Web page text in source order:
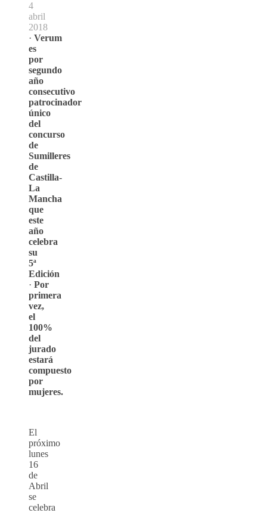
4
abril
2018
· Verum
es
por
segundo
año
consecutivo
patrocinador
único
del
concurso
de
Sumilleres
de
Castilla-
La
Mancha
que
este
año
celebra
su
5ª
Edición
· Por
primera
vez,
el
100%
del
jurado
estará
compuesto
por
mujeres.
El
próximo
lunes
16
de
Abril
se
celebra